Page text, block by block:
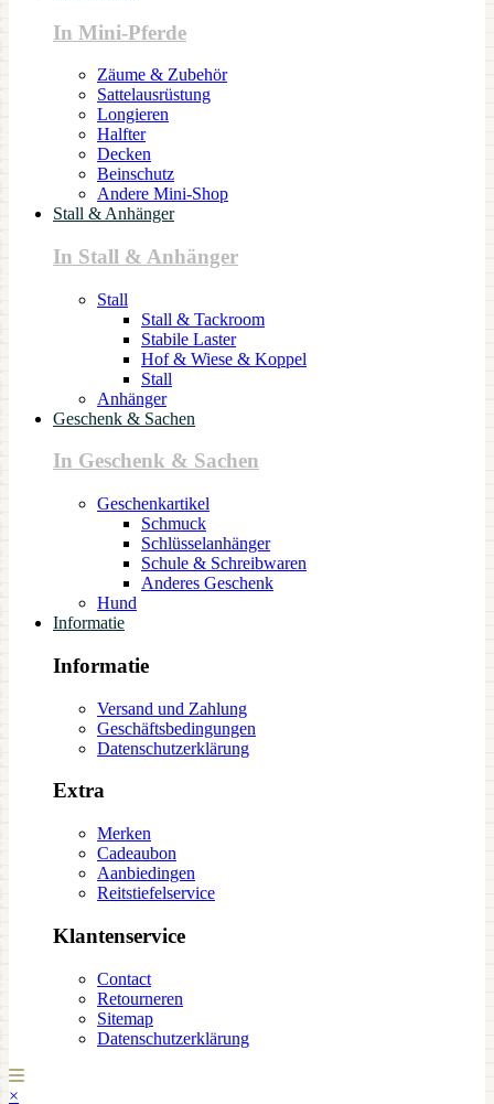
In Mini-Pferde
Zäume & Zubehör
Sattelausrüstung
Longieren
Halfter
Decken
Beinschutz
Andere Mini-Shop
Stall & Anhänger
In Stall & Anhänger
Stall
Stall & Tackroom
Stabile Laster
Hof & Wiese & Koppel
Stall
Anhänger
Geschenk & Sachen
In Geschenk & Sachen
Geschenkartikel
Schmuck
Schlüsselanhänger
Schule & Schreibwaren
Anderes Geschenk
Hund
Informatie
Informatie
Versand und Zahlung
Geschäftsbedingungen
Datenschutzerklärung
Extra
Merken
Cadeaubon
Aanbiedingen
Reitstiefelservice
Klantenservice
Contact
Retourneren
Sitemap
Datenschutzerklärung
×